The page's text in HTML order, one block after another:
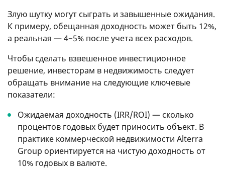
Злую шутку могут сыграть и завышенные ожидания.
К примеру, обещанная доходность может быть 12%,
а реальная — 4−5% после учета всех расходов.
Чтобы сделать взвешенное инвестиционное
решение, инвесторам в недвижимость следует
обращать внимание на следующие ключевые
показатели:
Ожидаемая доходность (IRR/ROI) — сколько
процентов годовых будет приносить объект. В
практике коммерческой недвижимости Alterra
Group ориентируется на чистую доходность от
10% годовых в валюте.